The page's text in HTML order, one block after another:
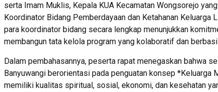
serta Imam Muklis, Kepala KUA Kecamatan Wongsorejo
Koordinator Bidang Pemberdayaan dan Ketahanan Keluarga
para koordinator bidang secara lengkap menunjukkan
membangun tata kelola program yang kolaboratif dan
Dalam pembahasannya, peserta rapat menegaskan bahwa
Banyuwangi berorientasi pada penguatan konsep *Keluarga
memiliki kualitas spiritual, sosial, ekonomi, dan kesehatan